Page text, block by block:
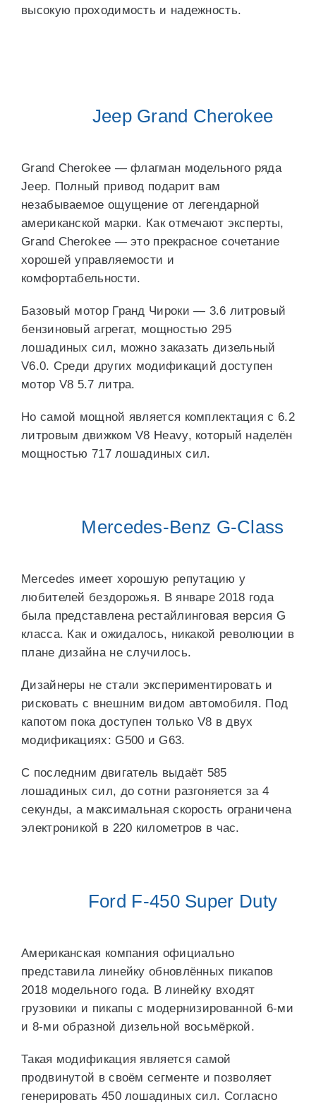
высокую проходимость и надежность.
Jeep Grand Cherokee
Grand Cherokee — флагман модельного ряда
Jeep. Полный привод подарит вам
незабываемое ощущение от легендарной
американской марки. Как отмечают эксперты,
Grand Cherokee — это прекрасное сочетание
хорошей управляемости и
комфортабельности.
Базовый мотор Гранд Чироки — 3.6 литровый
бензиновый агрегат, мощностью 295
лошадиных сил, можно заказать дизельный
V6.0. Среди других модификаций доступен
мотор V8 5.7 литра.
Но самой мощной является комплектация с 6.2
литровым движком V8 Heavy, который наделён
мощностью 717 лошадиных сил.
Mercedes-Benz G-Class
Mercedes имеет хорошую репутацию у
любителей бездорожья. В январе 2018 года
была представлена рестайлинговая версия G
класса. Как и ожидалось, никакой революции в
плане дизайна не случилось.
Дизайнеры не стали экспериментировать и
рисковать с внешним видом автомобиля. Под
капотом пока доступен только V8 в двух
модификациях: G500 и G63.
С последним двигатель выдаёт 585
лошадиных сил, до сотни разгоняется за 4
секунды, а максимальная скорость ограничена
электроникой в 220 километров в час.
Ford F-450 Super Duty
Американская компания официально
представила линейку обновлённых пикапов
2018 модельного года. В линейку входят
грузовики и пикапы с модернизированной 6-ми
и 8-ми образной дизельной восьмёркой.
Такая модификация является самой
продвинутой в своём сегменте и позволяет
генерировать 450 лошадиных сил. Согласно